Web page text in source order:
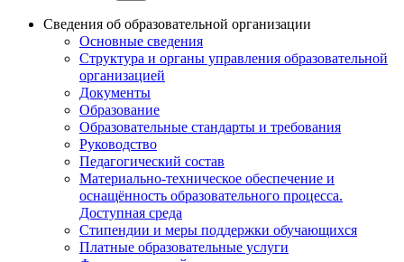
Сведения об образовательной организации
Основные сведения
Структура и органы управления образовательной
организацией
Документы
Образование
Образовательные стандарты и требования
Руководство
Педагогический состав
Материально-техническое обеспечение и
оснащённость образовательного процесса.
Доступная среда
Стипендии и меры поддержки обучающихся
Платные образовательные услуги